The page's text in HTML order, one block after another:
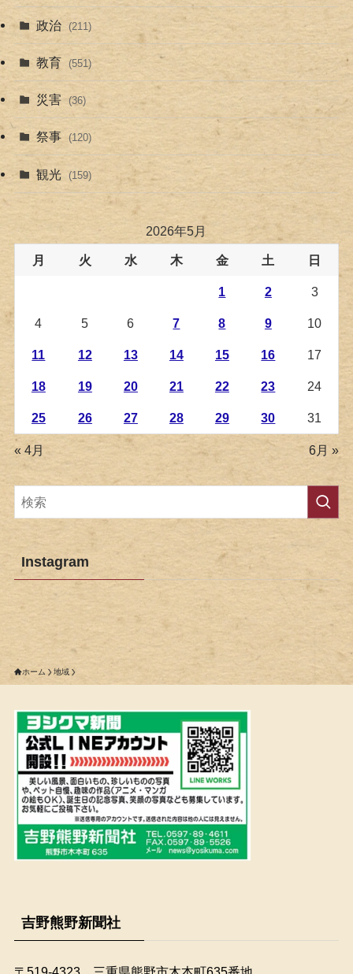
政治 (211)
教育 (551)
災害 (36)
祭事 (120)
観光 (159)
2026年5月
月 火 水 木 金 土 日
1 2 3
4 5 6 7 8 9 10
11 12 13 14 15 16 17
18 19 20 21 22 23 24
25 26 27 28 29 30 31
« 4月 6月 »
Instagram
ホーム 地域
吉野熊野新聞社